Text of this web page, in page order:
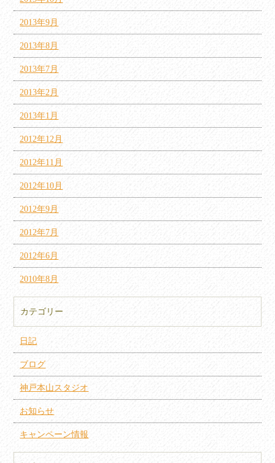
2013年9月
2013年8月
2013年7月
2013年2月
2013年1月
2012年12月
2012年11月
2012年10月
2012年9月
2012年7月
2012年6月
2010年8月
カテゴリー
日記
ブログ
神戸本山スタジオ
お知らせ
キャンペーン情報